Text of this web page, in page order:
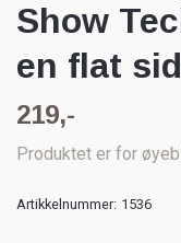
Show
en flat
219,-
Produktet er for
Artikkelnummer: 1536